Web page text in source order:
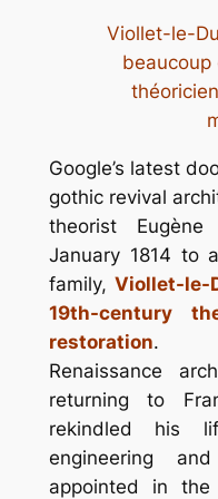
Viollet-le-
beaucoup
Google’s latest
gothic revival
theorist
January 1814 to
family, Viollet-le-
19th-century
restoration.
Renaissance
returning to
rekindled his
engineering
appointed in